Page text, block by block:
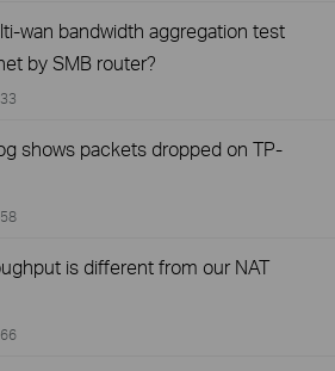
wan bandwidth aggregation test
by SMB router?
shows packets dropped on TP-
is different from our NAT